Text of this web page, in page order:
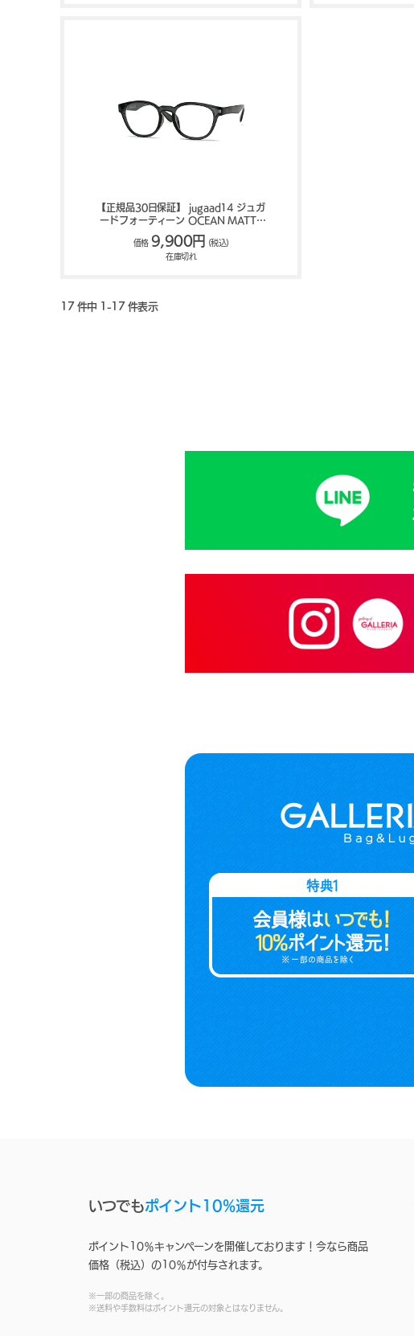
【正規品30日保証】 jugaad14 ジュガ
ードフォーティーン OCEAN MATTE
リーディンググラス 122500468
価格 9,900円
(税込)
在庫切れ
17 件中 1-17 件表示
いつでもポイント10%還元
ポイント10％キャンペーンを開催しております！今なら商品
価格（税込）の10％が付与されます。
※一部の商品を除く。
※送料や手数料はポイント還元の対象とはなりません。